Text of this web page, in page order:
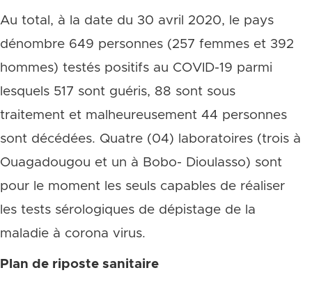
Au total, à la date du 30 avril 2020, le pays
dénombre 649 personnes (257 femmes et 392
hommes) testés positifs au COVID-19 parmi
lesquels 517 sont guéris, 88 sont sous
traitement et malheureusement 44 personnes
sont décédées. Quatre (04) laboratoires (trois à
Ouagadougou et un à Bobo- Dioulasso) sont
pour le moment les seuls capables de réaliser
les tests sérologiques de dépistage de la
maladie à corona virus.
Plan de riposte sanitaire